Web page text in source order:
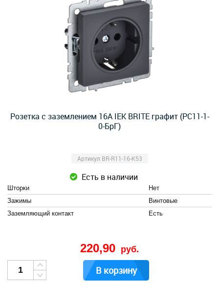
Розетка с заземлением 16А IEK BRITE графит (РС11-1-
0-БрГ)
Артикул BR-R11-16-K53
Есть в наличии
Шторки
Нет
Зажимы
Винтовые
Заземляющий контакт
Есть
220,90 руб.
В корзину